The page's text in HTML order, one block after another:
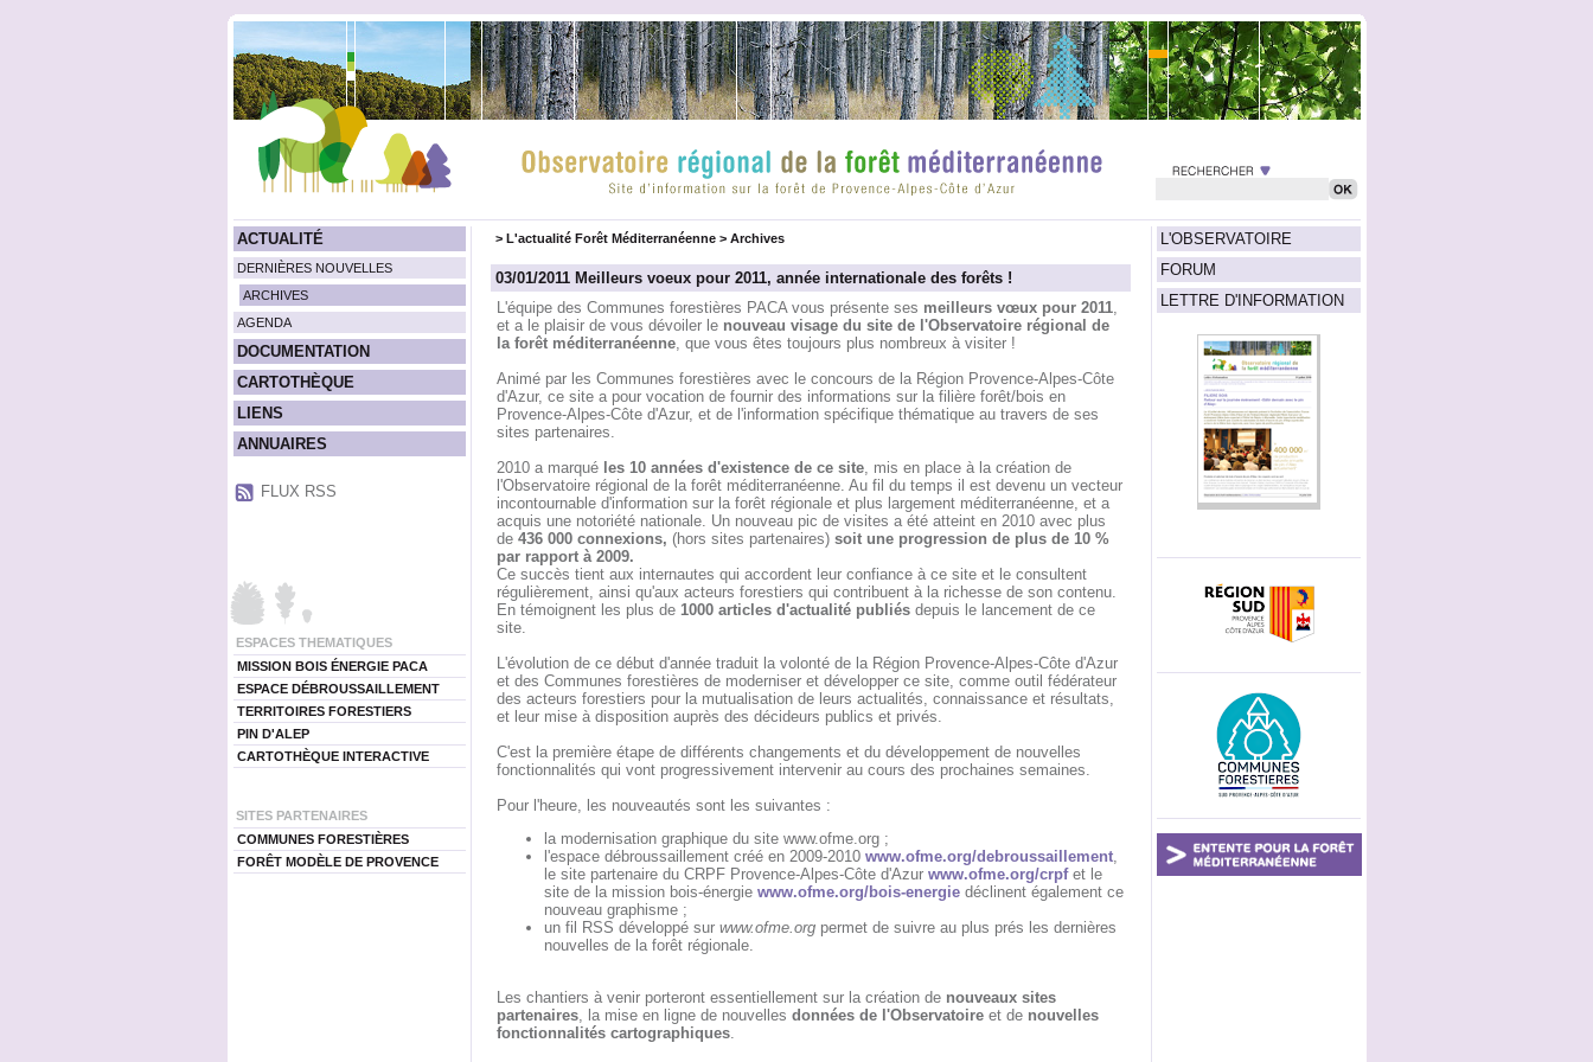
ACTUALITÉ
DERNIÈRES NOUVELLES
ARCHIVES
AGENDA
DOCUMENTATION
CARTOTHÈQUE
LIENS
ANNUAIRES
FLUX RSS
ESPACES THEMATIQUES
MISSION BOIS ÉNERGIE PACA
ESPACE DÉBROUSSAILLEMENT
TERRITOIRES FORESTIERS
PIN D'ALEP
CARTOTHÈQUE INTERACTIVE
SITES PARTENAIRES
COMMUNES FORESTIÈRES
FORÊT MODÈLE DE PROVENCE
L'OBSERVATOIRE
FORUM
LETTRE D'INFORMATION
> L'actualité Forêt Méditerranéenne> Archives
03/01/2011 Meilleurs voeux pour 2011, année internationale des forêts !
L'équipe des Communes forestières PACA vous présente ses meilleurs vœux pour 2011,
et a le plaisir de vous dévoiler le nouveau visage du site de l'Observatoire régional de
la forêt méditerranéenne, que vous êtes toujours plus nombreux à visiter !
Animé par les Communes forestières avec le concours de la Région Provence-Alpes-Côte
d'Azur, ce site a pour vocation de fournir des informations sur la filière forêt/bois en
Provence-Alpes-Côte d'Azur, et de l'information spécifique thématique au travers de ses
sites partenaires.
2010 a marqué les 10 années d'existence de ce site, mis en place à la création de
l'Observatoire régional de la forêt méditerranéenne. Au fil du temps il est devenu un vecteur
incontournable d'information sur la forêt régionale et plus largement méditerranéenne, et a
acquis une notoriété nationale. Un nouveau pic de visites a été atteint en 2010 avec plus
de436 000 connexions, (hors sites partenaires)soit une progression de plus de 10 %
par rapport à 2009.
Ce succès tient aux internautes qui accordent leur confiance à ce site et le consultent
régulièrement, ainsi qu'aux acteurs forestiers qui contribuent à la richesse de son contenu.
En témoignent les plus de 1000 articles d'actualité publiésdepuis le lancement de ce
site.
L'évolution de ce début d'année traduit la volonté de la Région Provence-Alpes-Côte d'Azur
et des Communes forestières de moderniser et développer ce site, comme outil fédérateur
des acteurs forestiers pour la mutualisation de leurs actualités, connaissance et résultats,
et leur mise à disposition auprès des décideurs publics et privés.
C'est la première étape de différents changements et du développement de nouvelles
fonctionnalités qui vont progressivement intervenir au cours des prochaines semaines.
Pour l'heure, les nouveautés sont les suivantes :
la modernisation graphique du site www.ofme.org ;
l'espace débroussaillement créé en 2009-2010 www.ofme.org/debroussaillement,
le site partenaire du CRPF Provence-Alpes-Côte d'Azur www.ofme.org/crpfet le
site de la mission bois-énergie www.ofme.org/bois-energiedéclinent également ce
nouveau graphisme ;
un fil RSS développé sur www.ofme.org permet de suivre au plus prés les dernières
nouvelles de la forêt régionale.
Les chantiers à venir porteront essentiellement sur la création de nouveaux sites
partenaires, la mise en ligne de nouvelles données de l'Observatoire et de nouvelles
fonctionnalités cartographiques.